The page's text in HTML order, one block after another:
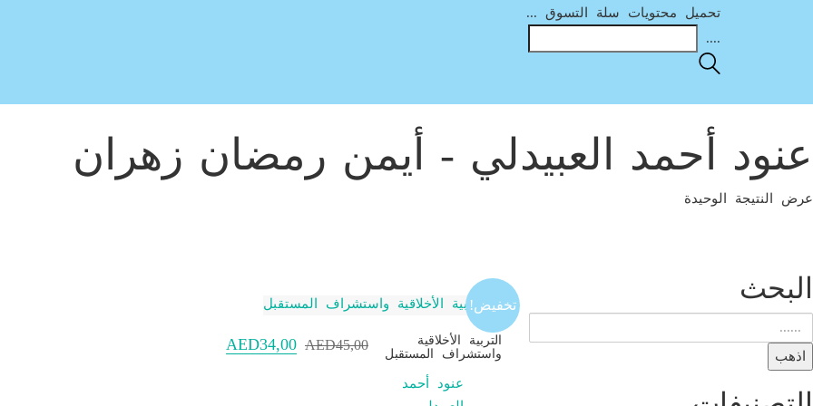
تحميل محتويات سلة التسوق ...
....
عنود أحمد العبيدلي - أيمن رمضان زهران
عرض النتيجة الوحيدة
تخفيض!
التربية الأخلاقية
واستشراف المستقبل
عنود أحمد
AED45,00 السعر الأصلي هو: AED45,00.
AED34,00
البحث
عن:
اذهب